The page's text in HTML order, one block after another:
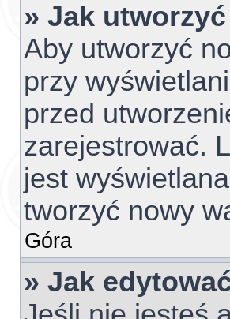
» Jak
Aby utworzyć
przy
przed
zarejestrować.
jest
tworzyć nowy
Góra
» Jak